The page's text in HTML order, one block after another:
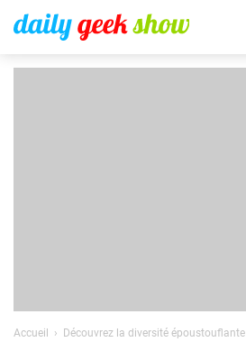
Accueil Découvrez la diversité